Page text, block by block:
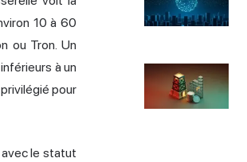
10 à 60
ou Tron. Un
à un
pour
le statut